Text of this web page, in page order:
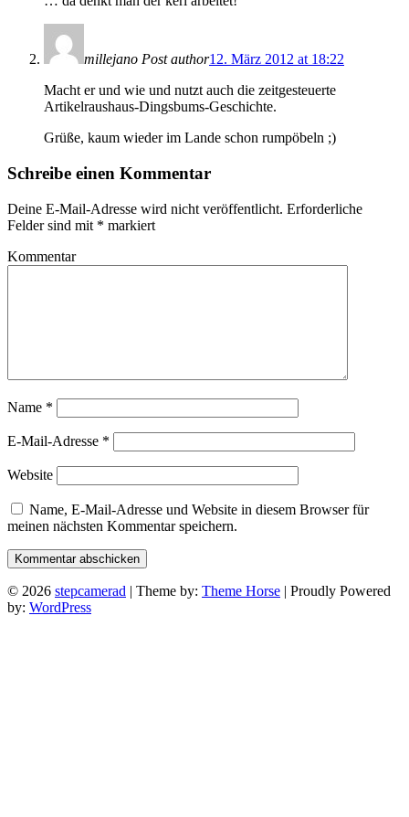
millejano Post author12. März 2012 at 18:22
Macht er und wie und nutzt auch die zeitgesteuerte
Artikelraushaus-Dingsbums-Geschichte.
Grüße, kaum wieder im Lande schon rumpöbeln ;)
Schreibe einen Kommentar
Deine E-Mail-Adresse wird nicht veröffentlicht. Erforderliche
Felder sind mit * markiert
Kommentar
Name *
E-Mail-Adresse *
Website
Name, E-Mail-Adresse und Website in diesem Browser für
meinen nächsten Kommentar speichern.
© 2026 stepcamerad | Theme by: Theme Horse | Proudly Powered
by: WordPress